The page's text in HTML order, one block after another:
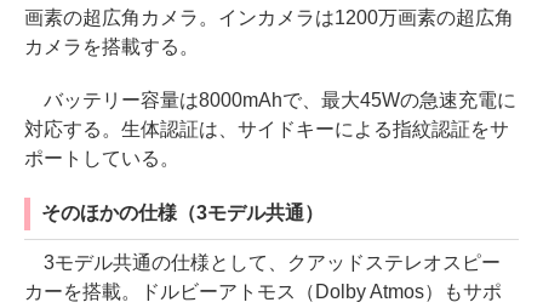
画素の超広角カメラ。インカメラは1200万画素の超広角
カメラを搭載する。
バッテリー容量は8000mAhで、最大45Wの急速充電に
対応する。生体認証は、サイドキーによる指紋認証をサ
ポートしている。
そのほかの仕様（3モデル共通）
3モデル共通の仕様として、クアッドステレオスピー
カーを搭載。ドルビーアトモス（Dolby Atmos）もサポ